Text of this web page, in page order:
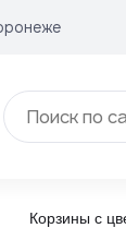
Корзины с